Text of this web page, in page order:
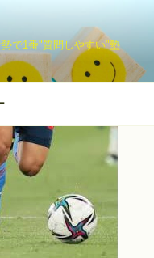
で1番"質問しやすい"塾